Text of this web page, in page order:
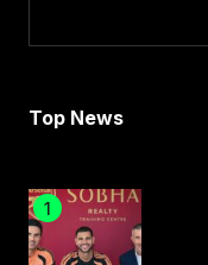
Top News